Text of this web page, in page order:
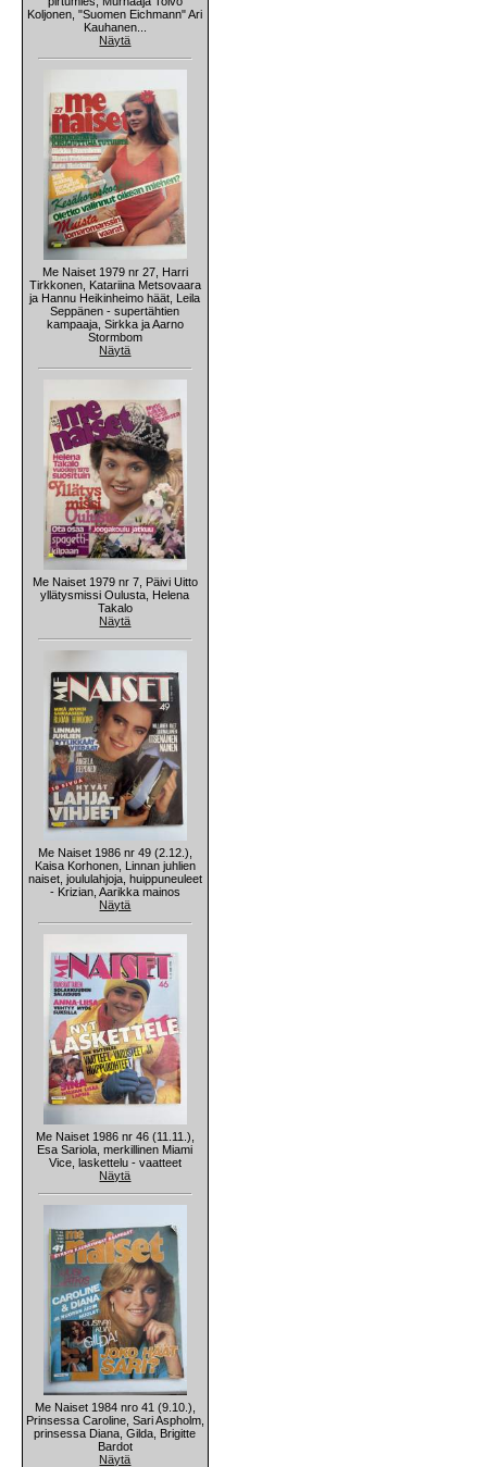
Koljonen, "Suomen Eichmann" Ari
Kauhanen...
Näytä
Me Naiset 1979 nr 27, Harri
Tirkkonen, Katariina Metsovaara
ja Hannu Heikinheimo häät, Leila
Seppänen - supertähtien
kampaaja, Sirkka ja Aarno
Stormbom
Näytä
Me Naiset 1979 nr 7, Päivi Uitto
yllätysmissi Oulusta, Helena
Takalo
Näytä
Me Naiset 1986 nr 49 (2.12.),
Kaisa Korhonen, Linnan juhlien
naiset, joululahjoja, huippuneuleet
- Krizian, Aarikka mainos
Näytä
Me Naiset 1986 nr 46 (11.11.),
Esa Sariola, merkillinen Miami
Vice, laskettelu - vaatteet
Näytä
Me Naiset 1984 nro 41 (9.10.),
Prinsessa Caroline, Sari Aspholm,
prinsessa Diana, Gilda, Brigitte
Bardot
Näytä